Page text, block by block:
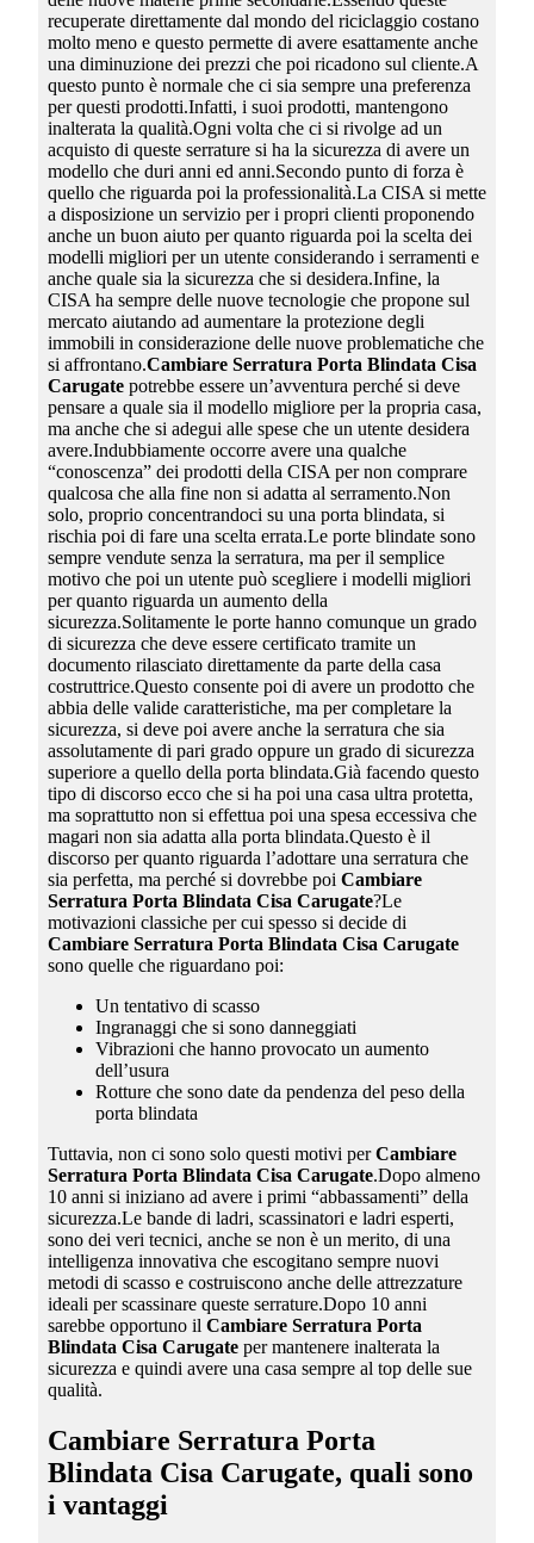
recuperate direttamente dal mondo del riciclaggio costano
molto meno e questo permette di avere esattamente anche
una diminuzione dei prezzi che poi ricadono sul cliente.A
questo punto è normale che ci sia sempre una preferenza
per questi prodotti.Infatti, i suoi prodotti, mantengono
inalterata la qualità.Ogni volta che ci si rivolge ad un
acquisto di queste serrature si ha la sicurezza di avere un
modello che duri anni ed anni.Secondo punto di forza è
quello che riguarda poi la professionalità.La CISA si mette
a disposizione un servizio per i propri clienti proponendo
anche un buon aiuto per quanto riguarda poi la scelta dei
modelli migliori per un utente considerando i serramenti e
anche quale sia la sicurezza che si desidera.Infine, la
CISA ha sempre delle nuove tecnologie che propone sul
mercato aiutando ad aumentare la protezione degli
immobili in considerazione delle nuove problematiche che
si affrontano.Cambiare Serratura Porta Blindata Cisa
Carugatepotrebbe essere un’avventura perché si deve
pensare a quale sia il modello migliore per la propria casa,
ma anche che si adegui alle spese che un utente desidera
avere.Indubbiamente occorre avere una qualche
“conoscenza” dei prodotti della CISA per non comprare
qualcosa che alla fine non si adatta al serramento.Non
solo, proprio concentrandoci su una porta blindata, si
rischia poi di fare una scelta errata.Le porte blindate sono
sempre vendute senza la serratura, ma per il semplice
motivo che poi un utente può scegliere i modelli migliori
per quanto riguarda un aumento della
sicurezza.Solitamente le porte hanno comunque un grado
di sicurezza che deve essere certificato tramite un
documento rilasciato direttamente da parte della casa
costruttrice.Questo consente poi di avere un prodotto che
abbia delle valide caratteristiche, ma per completare la
sicurezza, si deve poi avere anche la serratura che sia
assolutamente di pari grado oppure un grado di sicurezza
superiore a quello della porta blindata.Già facendo questo
tipo di discorso ecco che si ha poi una casa ultra protetta,
ma soprattutto non si effettua poi una spesa eccessiva che
magari non sia adatta alla porta blindata.Questo è il
discorso per quanto riguarda l’adottare una serratura che
sia perfetta, ma perché si dovrebbe poi Cambiare
Serratura Porta Blindata Cisa Carugate?Le
motivazioni classiche per cui spesso si decide di
Cambiare Serratura Porta Blindata Cisa Carugate
sono quelle che riguardano poi:
Un tentativo di scasso
Ingranaggi che si sono danneggiati
Vibrazioni che hanno provocato un aumento
dell’usura
Rotture che sono date da pendenza del peso della
porta blindata
Tuttavia, non ci sono solo questi motivi perCambiare
Serratura Porta Blindata Cisa Carugate.Dopo almeno
10 anni si iniziano ad avere i primi “abbassamenti” della
sicurezza.Le bande di ladri, scassinatori e ladri esperti,
sono dei veri tecnici, anche se non è un merito, di una
intelligenza innovativa che escogitano sempre nuovi
metodi di scasso e costruiscono anche delle attrezzature
ideali per scassinare queste serrature.Dopo 10 anni
sarebbe opportuno il Cambiare Serratura Porta
Blindata Cisa Carugateper mantenere inalterata la
sicurezza e quindi avere una casa sempre al top delle sue
qualità.
Cambiare Serratura Porta
Blindata Cisa Carugate, quali sono
i vantaggi